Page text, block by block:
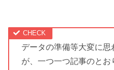
データの準備等大変に
が、一つ一つ記事のと